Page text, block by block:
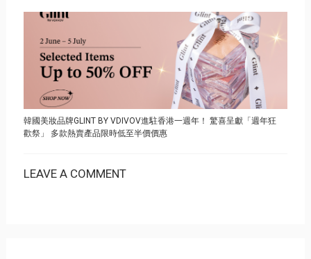
韓國美妝品牌GLINT BY VDIVOV進駐香港一週年！ 驚喜呈獻「週年狂
歡祭」 多款熱賣產品限時低至半價價惠
LEAVE A COMMENT